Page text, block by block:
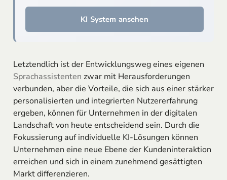
KI System ansehen
Letztendlich ist der Entwicklungsweg eines eigenen
Sprachassistenten zwar mit Herausforderungen
verbunden, aber die Vorteile, die sich aus einer stärker
personalisierten und integrierten Nutzererfahrung
ergeben, können für Unternehmen in der digitalen
Landschaft von heute entscheidend sein. Durch die
Fokussierung auf individuelle KI-Lösungen können
Unternehmen eine neue Ebene der Kundeninteraktion
erreichen und sich in einem zunehmend gesättigten
Markt differenzieren.